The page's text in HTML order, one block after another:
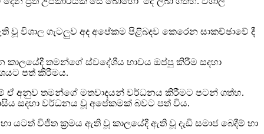
විශාල ගැටලුව අද අපේකම පිළිබදව කෙරෙන සාකච්ඡාවේ දී
තමන්ගේ ස්වදේශීය භාවය ඔප්පු කිරීම සදහා
පත් කිරීමය.
ඒ අනුව තමන්ගේ මතවාදයන් වර්ධනය කිරීමට පටන් ගත්හ.
සදහා වර්ධනය වූ අපේකමක් බවට පත් විය.
විජිත ක‍්‍රමය ඇති වූ කාලයේදී ඇති වූ දැඩි සමාජ බෙදීම් හා